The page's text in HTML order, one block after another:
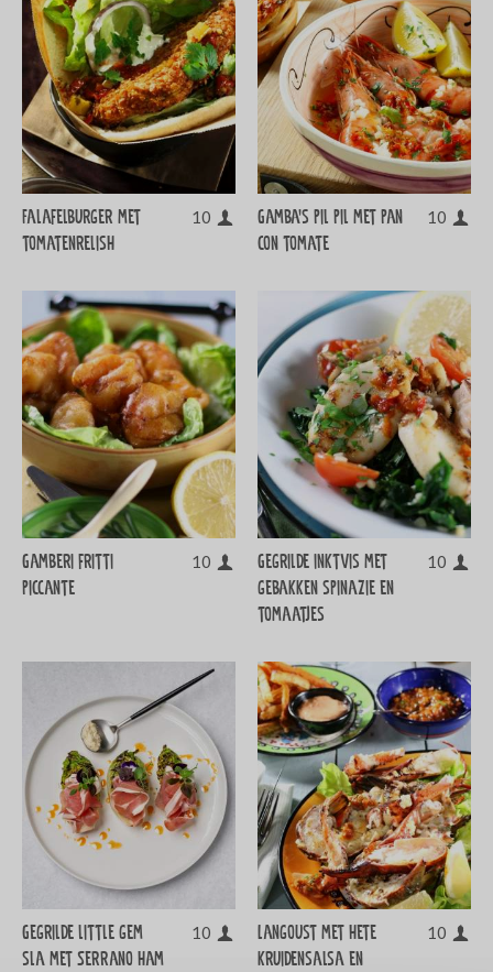
Falafelburger met
tomatenrelish
10
Gamba’s pil pil met pan
con tomate
10
Gamberi fritti
piccante
10
Gegrilde inktvis met
gebakken spinazie en
tomaatjes
10
Gegrilde little gem
sla met Serrano ham
10
Langoust met hete
kruidensalsa en
10